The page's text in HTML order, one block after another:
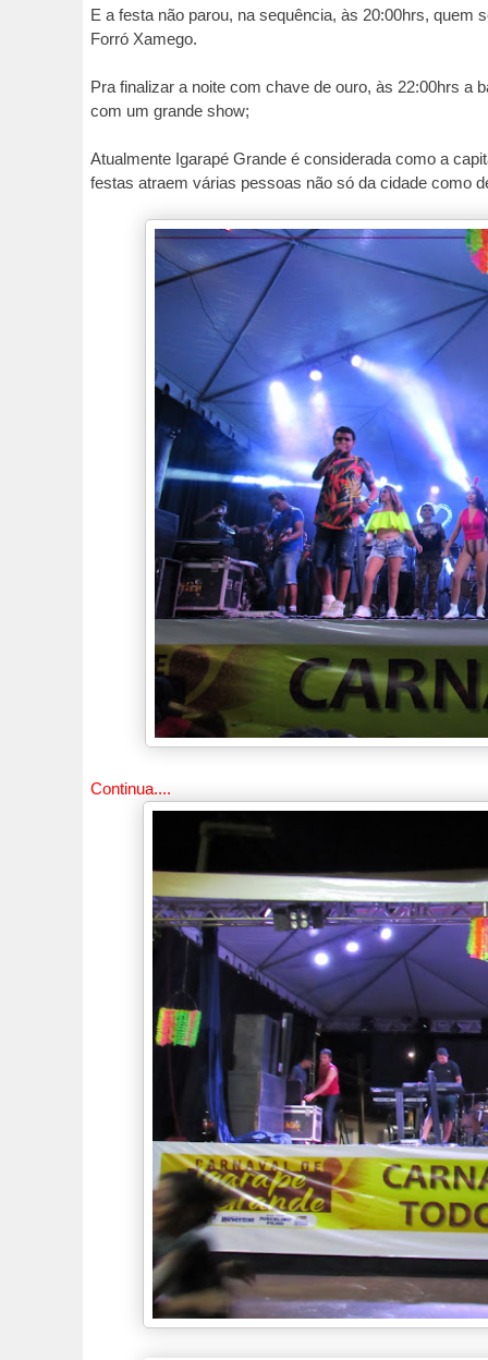
E a festa não parou, na sequência, às 20:00hrs, quem
Forró Xamego.
Pra finalizar a noite com chave de ouro, às 22:00hrs a
com um grande show;
Atualmente Igarapé Grande é considerada como a
festas atraem várias pessoas não só da cidade como
Continua....